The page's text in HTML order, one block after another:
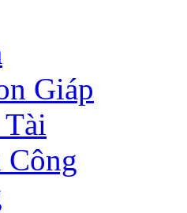
Giáp
Công